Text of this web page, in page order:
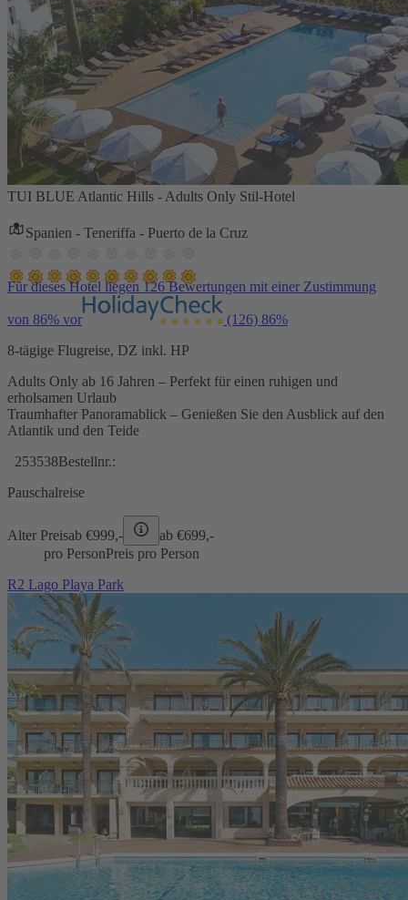
TUI BLUE Atlantic Hills - Adults Only Stil-Hotel
Spanien - Teneriffa - Puerto de la Cruz
Für dieses Hotel liegen 126 Bewertungen mit einer Zustimmung
von 86% vor (126) 86%
8-tägige Flugreise, DZ inkl. HP
Adults Only ab 16 Jahren – Perfekt für einen ruhigen und
erholsamen Urlaub
Traumhafter Panoramablick – Genießen Sie den Ausblick auf den
Atlantik und den Teide
253538Bestellnr.:
Pauschalreise
Alter Preisab €999,- ab €699,-
pro PersonPreis pro Person
R2 Lago Playa Park